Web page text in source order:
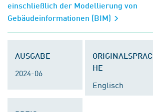
einschließlich der Modellierung von
Gebäudeinformationen (BIM)
AUSGABE
2024-06
ORIGINALSPRAC
HE
Englisch